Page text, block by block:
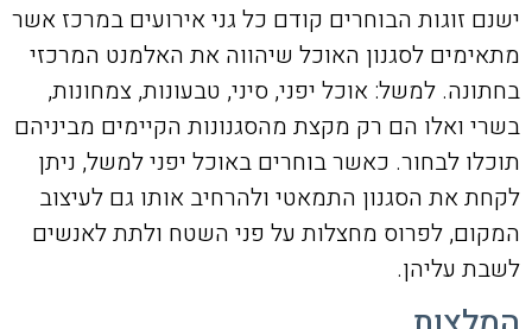
ישנם זוגות הבוחרים קודם כל גני אירועים במרכז אשר
מתאימים לסגנון האוכל שיהווה את האלמנט המרכזי
בחתונה. למשל: אוכל יפני, סיני, טבעונות, צמחונות,
בשרי ואלו הם רק מקצת מהסגנונות הקיימים מביניהם
תוכלו לבחור. כאשר בוחרים באוכל יפני למשל, ניתן
לקחת את הסגנון התמאטי ולהרחיב אותו גם לעיצוב
המקום, לפרוס מחצלות על פני השטח ולתת לאנשים
לשבת עליהן.